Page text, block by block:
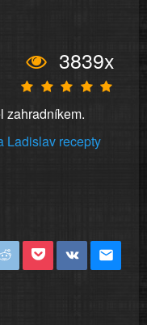
3839x
zahradníkem.
Ladislav recepty